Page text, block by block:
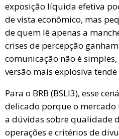
exposição líquida efetiva
de vista econômico, mas
de quem lê apenas a
crises de percepção
comunicação não é
versão mais explosiva
Para o BRB (BSLI3), esse
delicado porque o
a dúvidas sobre qualidade
operações e critérios de